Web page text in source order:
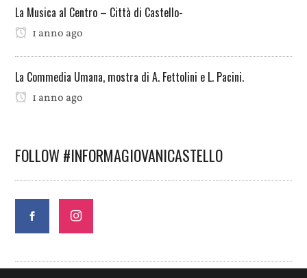
La Musica al Centro – Città di Castello-
1 anno ago
La Commedia Umana, mostra di A. Fettolini e L. Pacini.
1 anno ago
FOLLOW #INFORMAGIOVANICASTELLO